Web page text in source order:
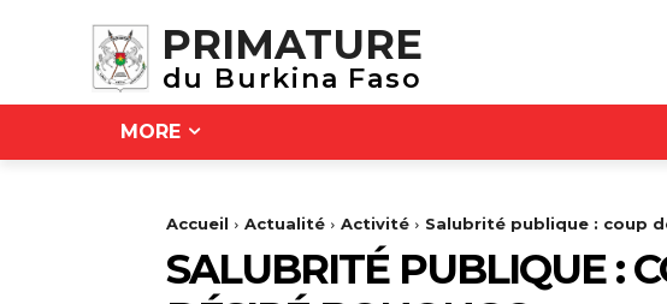
PRIMATURE
du Burkina Faso
MORE
Accueil Actualité Activité Salubrité publique : coup
SALUBRITÉ PUBLIQUE :